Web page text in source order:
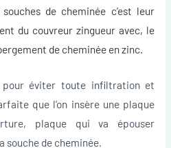
de cheminée c’est leur
du couvreur zingueur avec, le
de cheminée en zinc.
éviter toute infiltration et
que l’on insère une plaque
plaque qui va épouser
de cheminée.